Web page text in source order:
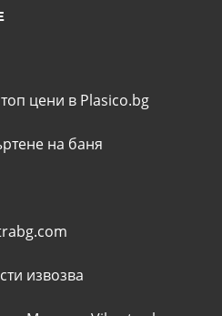
цени в Plasico.bg
на баня
извозва